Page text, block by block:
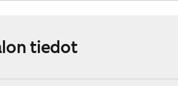
tiedot